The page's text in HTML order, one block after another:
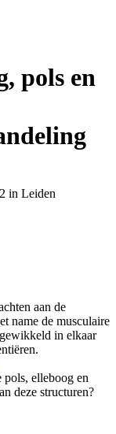
pols en
in Leiden
aan de
name de musculaire
in elkaar
pols, elleboog en
deze structuren?